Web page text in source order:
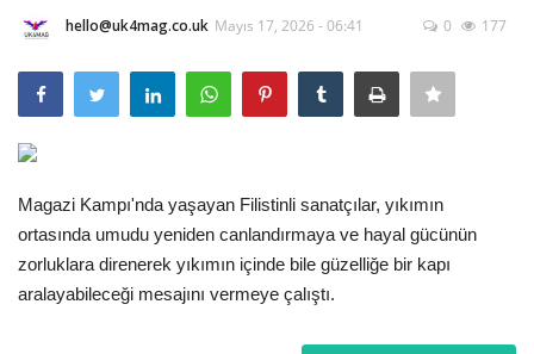
TVNET
İş İlanları
Seri İlanlar
hello@uk4mag.co.uk Mayıs 17, 2026 - 06:41 0 177
Magazi Kampı'nda yaşayan Filistinli sanatçılar, yıkımın
ortasında umudu yeniden canlandırmaya ve hayal gücünün
zorluklara direnerek yıkımın içinde bile güzelliğe bir kapı
aralayabileceği mesajını vermeye çalıştı.